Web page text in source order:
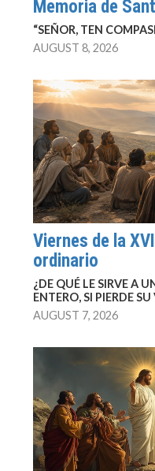
Memoria de
“SEÑOR, TEN
AUGUST 8, 2026
Viernes de la
ordinario
¿DE QUÉ LE SIRVE A
ENTERO, SI PIERDE
AUGUST 7, 2026